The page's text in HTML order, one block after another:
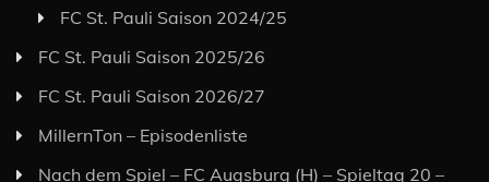
FC St. Pauli Saison 2024/25
FC St. Pauli Saison 2025/26
FC St. Pauli Saison 2026/27
MillernTon – Episodenliste
Nach dem Spiel – FC Augsburg (H) – Spieltag 20 –